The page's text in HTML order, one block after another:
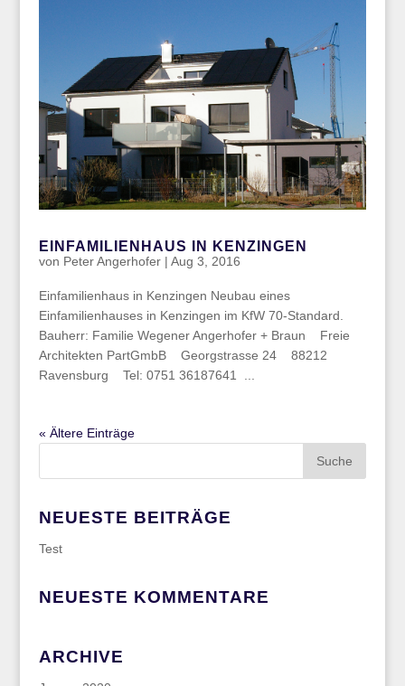
EINFAMILIENHAUS IN KENZINGEN
von Peter Angerhofer| Aug 3, 2016
Einfamilienhaus in Kenzingen Neubau eines
Einfamilienhauses in Kenzingen im KfW 70-Standard.
Bauherr: Familie Wegener Angerhofer + Braun Freie
Architekten PartGmbB Georgstrasse 24 88212
Ravensburg Tel: 0751 36187641 ...
« Ältere Einträge
NEUESTE BEITRÄGE
Test
NEUESTE KOMMENTARE
ARCHIVE